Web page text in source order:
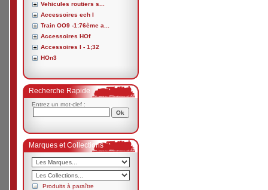
Vehicules routiers s...
Accessoires ech I
Train OO9 -1:76ème a...
Accessoires HOf
Accessoires I - 1;32
HOn3
Recherche Rapide
Entrez un mot-clef :
Marques et Collections
Produits à paraître